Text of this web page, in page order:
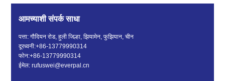
आमच्याशी संपर्क साधा
पत्ता: गौदियन रोड, हुली जिल्हा, झियामेन, फुझियान, चीन
दूरध्वनी:+86-13779990314
फोन:+86-13779990314
ईमेल:rufuswei@everpal.cn